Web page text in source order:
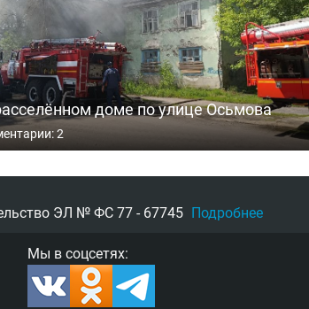
доме по улице Осьмова
2
ЭЛ № ФС 77 - 67745 Подробнее
Мы в соцсетях: